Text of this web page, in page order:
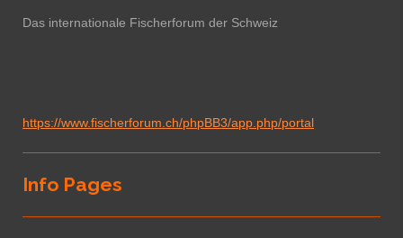
Das internationale Fischerforum der Schweiz
https://www.fischerforum.ch/phpBB3/app.php/portal
Info Pages